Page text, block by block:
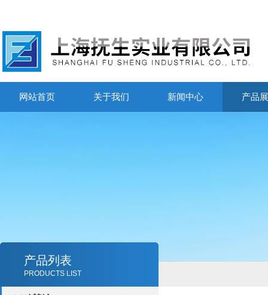
网站首页 关于我们 新闻中心 产品
产品列表
PRODUCTS LIST